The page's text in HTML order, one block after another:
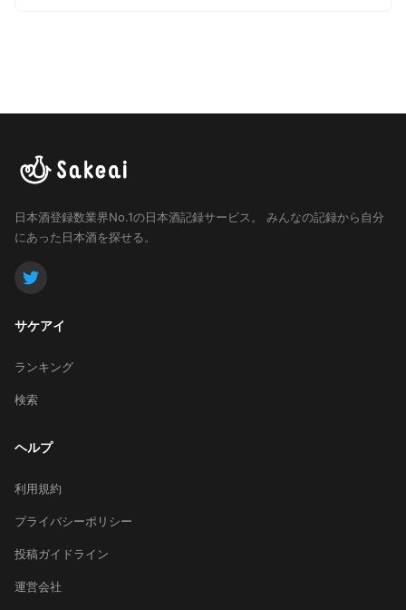
日本酒登録数業界No.1の日本酒記録サービス。
みんなの記録から自分
にあった日本酒を探せる。
サケアイ
ランキング
検索
ヘルプ
利用規約
プライバシーポリシー
投稿ガイドライン
運営会社